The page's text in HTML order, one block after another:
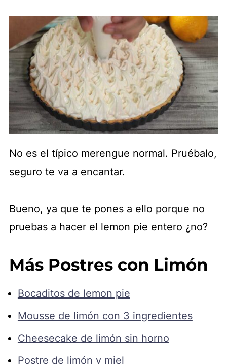
No es el típico merengue normal. Pruébalo,
seguro te va a encantar.
Bueno, ya que te pones a ello porque no
pruebas a hacer el lemon pie entero ¿no?
Más Postres con Limón
Bocaditos de lemon pie
Mousse de limón con 3 ingredientes
Cheesecake de limón sin horno
Postre de limón y miel